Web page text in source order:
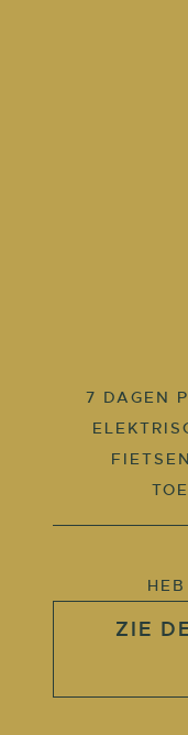
7 DAGEN
ZIE